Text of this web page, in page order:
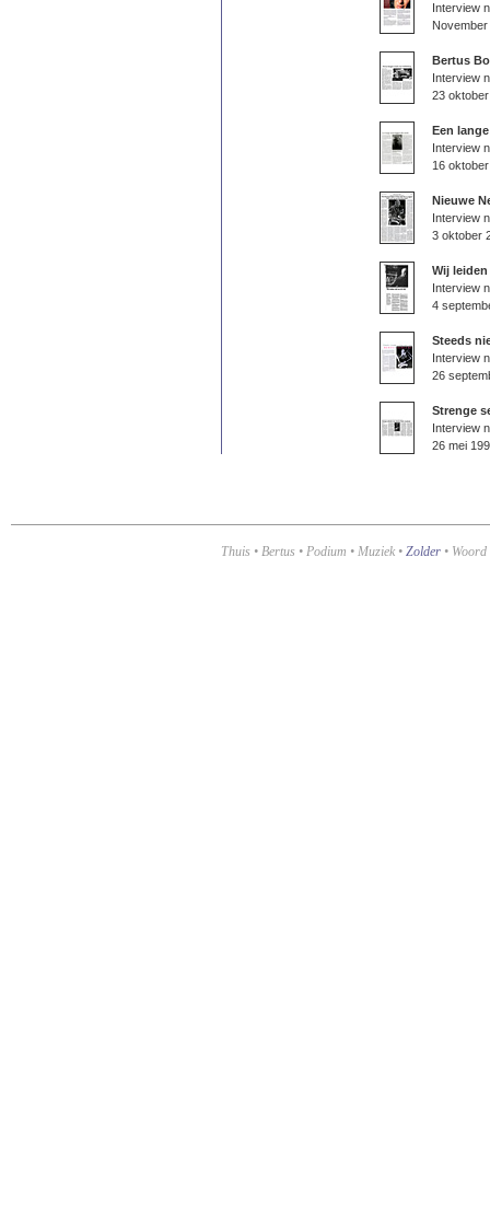
Interview
November
Bertus
Interview
23
Een
Interview
16
Nieuwe
Interview
3 oktober
Wij
Interview
4
Steeds
Interview
26
Strenge
Interview
26 mei
Thuis • Bertus • Podium • Muziek • Zolder • Woord